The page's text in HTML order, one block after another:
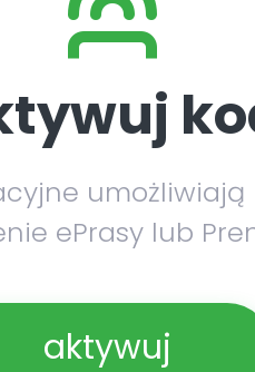
umożliwiają
ePrasy lub
aktywuj